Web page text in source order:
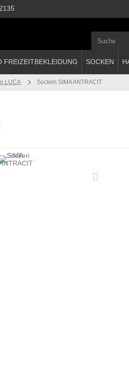
FREIZEITBEKLEIDUNG SOCKEN
LUCA Socken SIMA ANTRACIT